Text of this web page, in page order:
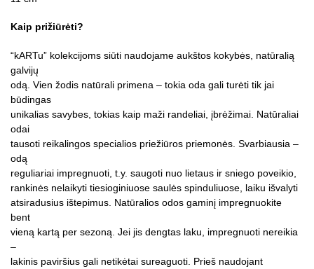
Kaip prižiūrėti?
“kARTu” kolekcijoms siūti naudojame aukštos kokybės, natūralią
galvijų
odą. Vien žodis natūrali primena – tokia oda gali turėti tik jai
būdingas
unikalias savybes, tokias kaip maži randeliai, įbrėžimai. Natūraliai
odai
tausoti reikalingos specialios priežiūros priemonės. Svarbiausia –
odą
reguliariai impregnuoti, t.y. saugoti nuo lietaus ir sniego poveikio,
rankinės nelaikyti tiesioginiuose saulės spinduliuose, laiku išvalyti
atsiradusius ištepimus. Natūralios odos gaminį impregnuokite
bent
vieną kartą per sezoną. Jei jis dengtas laku, impregnuoti nereikia
–
lakinis paviršius gali netikėtai sureaguoti. Prieš naudojant